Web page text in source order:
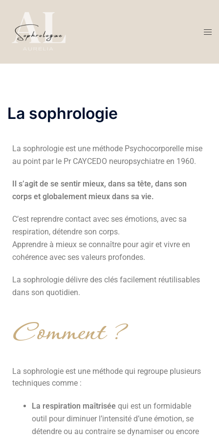
La sophrologie
La sophrologie est une méthode Psychocorporelle mise
au point par le Pr CAYCEDO neuropsychiatre en 1960.
Il s’agit de se sentir mieux, dans sa tête, dans son
corps et globalement mieux dans sa vie.
C’est reprendre contact avec ses émotions, avec sa
respiration, détendre son corps.
Apprendre à mieux se connaître pour agir et vivre en
cohérence avec ses valeurs profondes.
La sophrologie délivre des clés facilement réutilisables
dans son quotidien.
Comment ?
La sophrologie est une méthode qui regroupe plusieurs
techniques comme :
La respiration maîtrisée qui est un formidable
outil pour diminuer l’intensité d’une émotion, se
détendre ou au contraire se dynamiser ou encore